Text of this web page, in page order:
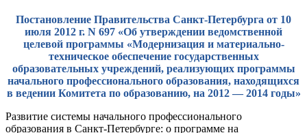
Постановление Правительства Санкт-Петербурга от 10
июля 2012 г. N 697 «Об утверждении ведомственной
целевой программы «Модернизация и материально-
техническое обеспечение государственных
образовательных учреждений, реализующих программы
начального профессионального образования, находящихся
в ведении Комитета по образованию, на 2012 — 2014 годы»
Развитие системы начального профессионального
образования в Санкт-Петербурге: о программе на